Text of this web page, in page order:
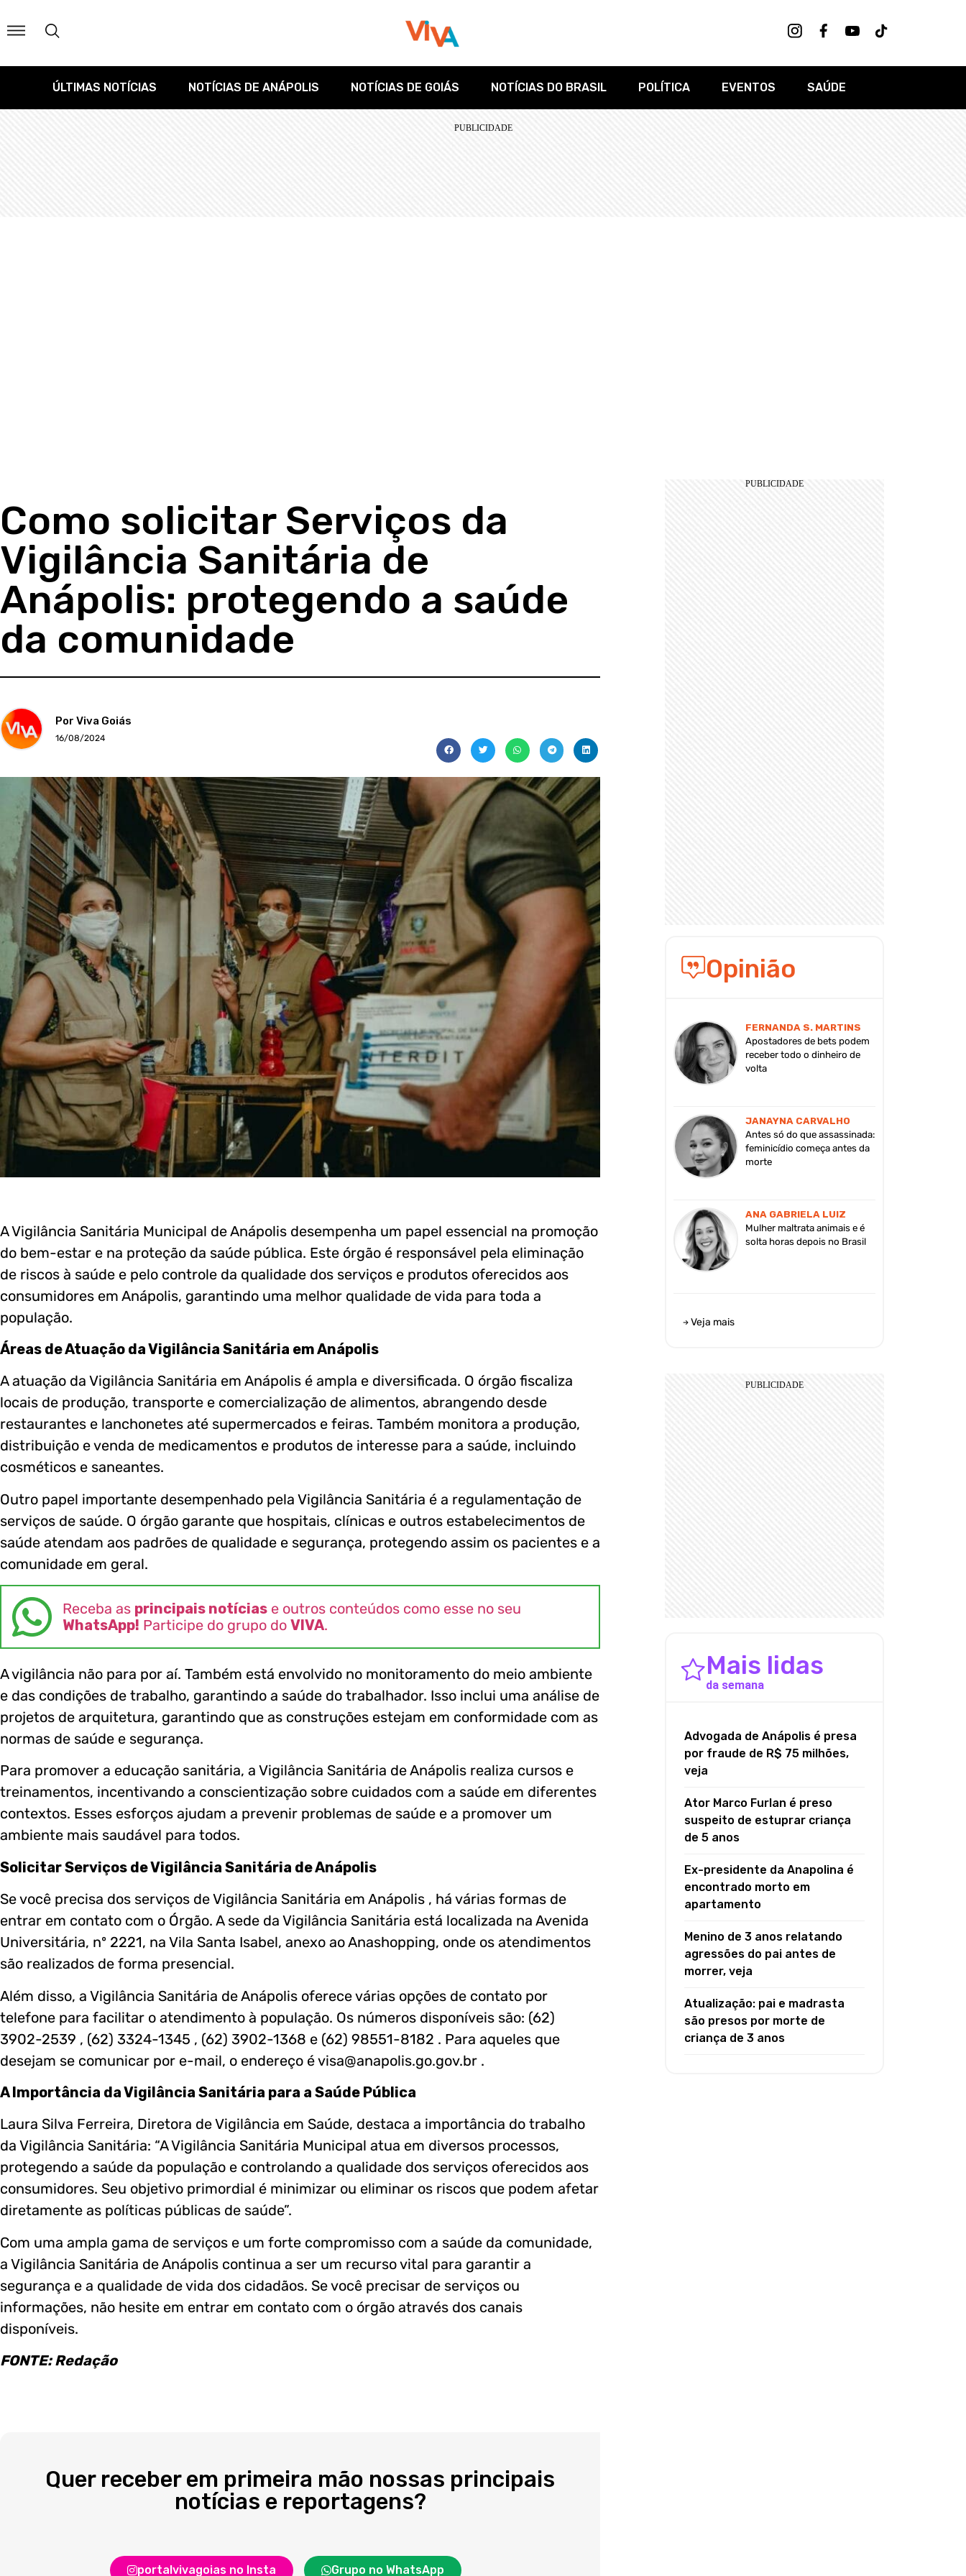
ÚLTIMAS NOTÍCIAS NOTÍCIAS DE ANÁPOLIS NOTÍCIAS DE GOIÁS NOTÍCIAS DO BRASIL POLÍTICA EVENTOS SAÚDE
Como solicitar Serviços da
Vigilância Sanitária de
Anápolis: protegendo a saúde
da comunidade
Por Viva Goiás
16/08/2024
A Vigilância Sanitária Municipal de Anápolis desempenha um papel essencial na promoção
do bem-estar e na proteção da saúde pública. Este órgão é responsável pela eliminação
de riscos à saúde e pelo controle da qualidade dos serviços e produtos oferecidos aos
consumidores em Anápolis, garantindo uma melhor qualidade de vida para toda a
população.
Áreas de Atuação da Vigilância Sanitária em Anápolis
A atuação da Vigilância Sanitária em Anápolis é ampla e diversificada. O órgão fiscaliza
locais de produção, transporte e comercialização de alimentos, abrangendo desde
restaurantes e lanchonetes até supermercados e feiras. Também monitora a produção,
distribuição e venda de medicamentos e produtos de interesse para a saúde, incluindo
cosméticos e saneantes.
Outro papel importante desempenhado pela Vigilância Sanitária é a regulamentação de
serviços de saúde. O órgão garante que hospitais, clínicas e outros estabelecimentos de
saúde atendam aos padrões de qualidade e segurança, protegendo assim os pacientes e a
comunidade em geral.
Receba as principais notícias e outros conteúdos como esse no seu
WhatsApp! Participe do grupo do VIVA.
A vigilância não para por aí. Também está envolvido no monitoramento do meio ambiente
e das condições de trabalho, garantindo a saúde do trabalhador. Isso inclui uma análise de
projetos de arquitetura, garantindo que as construções estejam em conformidade com as
normas de saúde e segurança.
Para promover a educação sanitária, a Vigilância Sanitária de Anápolis realiza cursos e
treinamentos, incentivando a conscientização sobre cuidados com a saúde em diferentes
contextos. Esses esforços ajudam a prevenir problemas de saúde e a promover um
ambiente mais saudável para todos.
Solicitar Serviços de Vigilância Sanitária de Anápolis
Se você precisa dos serviços de Vigilância Sanitária em Anápolis , há várias formas de
entrar em contato com o Órgão. A sede da Vigilância Sanitária está localizada na Avenida
Universitária, nº 2221, na Vila Santa Isabel, anexo ao Anashopping, onde os atendimentos
são realizados de forma presencial.
Além disso, a Vigilância Sanitária de Anápolis oferece várias opções de contato por
telefone para facilitar o atendimento à população. Os números disponíveis são: (62)
3902-2539 , (62) 3324-1345 , (62) 3902-1368 e (62) 98551-8182 . Para aqueles que
desejam se comunicar por e-mail, o endereço é visa@anapolis.go.gov.br .
A Importância da Vigilância Sanitária para a Saúde Pública
Laura Silva Ferreira, Diretora de Vigilância em Saúde, destaca a importância do trabalho
da Vigilância Sanitária: “A Vigilância Sanitária Municipal atua em diversos processos,
protegendo a saúde da população e controlando a qualidade dos serviços oferecidos aos
consumidores. Seu objetivo primordial é minimizar ou eliminar os riscos que podem afetar
diretamente as políticas públicas de saúde”.
Com uma ampla gama de serviços e um forte compromisso com a saúde da comunidade,
a Vigilância Sanitária de Anápolis continua a ser um recurso vital para garantir a
segurança e a qualidade de vida dos cidadãos. Se você precisar de serviços ou
informações, não hesite em entrar em contato com o órgão através dos canais
disponíveis.
FONTE: Redação
Quer receber em primeira mão nossas principais
notícias e reportagens?
portalvivagoias no Insta Grupo no WhatsApp
Opinião
FERNANDA S. MARTINS
Apostadores de bets podem
receber todo o dinheiro de
volta
JANAYNA CARVALHO
Antes só do que assassinada:
feminicídio começa antes da
morte
ANA GABRIELA LUIZ
Mulher maltrata animais e é
solta horas depois no Brasil
Veja mais
Mais lidas
da semana
Advogada de Anápolis é presa
por fraude de R$ 75 milhões,
veja
Ator Marco Furlan é preso
suspeito de estuprar criança
de 5 anos
Ex-presidente da Anapolina é
encontrado morto em
apartamento
Menino de 3 anos relatando
agressões do pai antes de
morrer, veja
Atualização: pai e madrasta
são presos por morte de
criança de 3 anos